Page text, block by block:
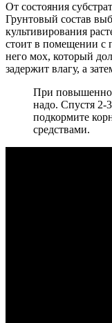
От состояния
Грунтовый состав
культивирования
стоит в помещении с
него мох, который
задержит влагу, а
При
надо. Спустя 2-
подкормите
средствами.